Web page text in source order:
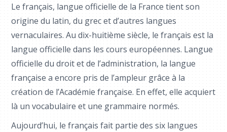
Le français, langue officielle de la France tient son
origine du latin, du grec et d’autres langues
vernaculaires. Au dix-huitième siècle, le français est la
langue officielle dans les cours européennes. Langue
officielle du droit et de l’administration, la langue
française a encore pris de l’ampleur grâce à la
création de l’Académie française. En effet, elle acquiert
là un vocabulaire et une grammaire normés.
Aujourd’hui, le français fait partie des six langues